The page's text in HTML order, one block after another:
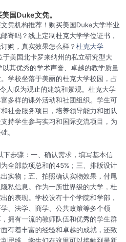
美国Duke文凭。
凭机构推荐！购买美国Duke大学毕业
寄吗？线上定制杜克大学学位证书，
购，真实效果怎么样？杜克大学
于美国北卡罗来纳州的私立研究型大
其优秀的学术声誉、卓越的教学质量
学校坐落于美丽的杜克大学校园，占
人叹为观止的建筑和景观。杜克大学
多样的课外活动和社团组织。学生可
社会服务项目，培养领导能力和团队
持学生参与实习和国际交流项目，为
。
步骤：一、确认需求，填写基本信
全部款项总和的45%；三、排版设计
实物；五、拍照确认实物效果，付尾
私信息。作为一所世界级的大学，杜
的表现。学校设有十个学院和学部，
、法学、商学、公共政策等多个领
拥有一流的教师队伍和优秀的学生群
有着丰富的经验和卓越的成就，还致
思维。学生们在这里可以接触到最新